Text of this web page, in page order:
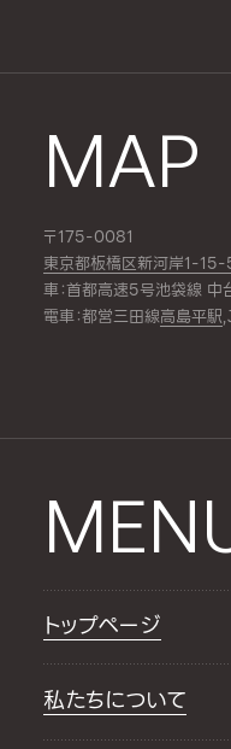
MAP
〒175-0081
東京都板橋区新河岸1-15-
車：首都高速5号池袋線
電車：都営三田線高島平駅
トップページ
私たちについて